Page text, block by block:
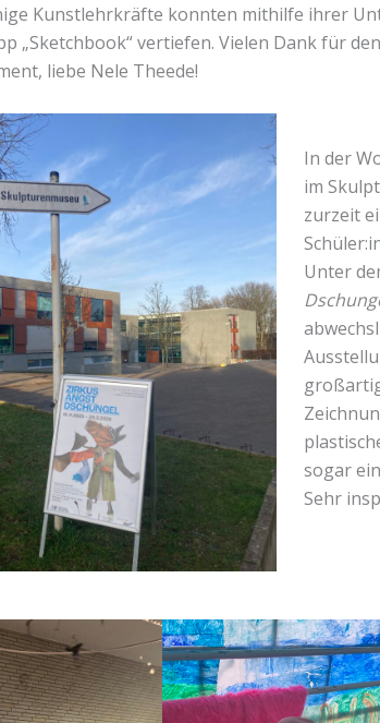
Kunstlehrkräfte konnten mithilfe ihrer
„Sketchbook“ vertiefen. Vielen Dank für
liebe Nele Theede!
In der
im
zurzeit
Unter
sogar
Sehr